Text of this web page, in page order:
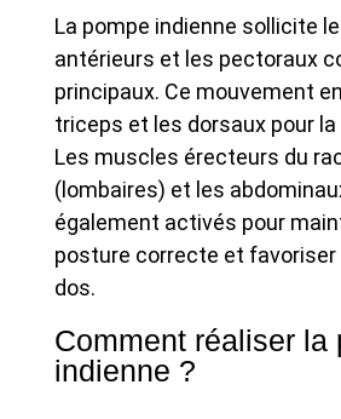
La pompe indienne sollicite
antérieurs et les pectoraux
principaux. Ce mouvement
triceps et les dorsaux pour
Les muscles érecteurs du
(lombaires) et les
également activés pour
posture correcte et favoriser
dos.
Comment réaliser la
indienne ?